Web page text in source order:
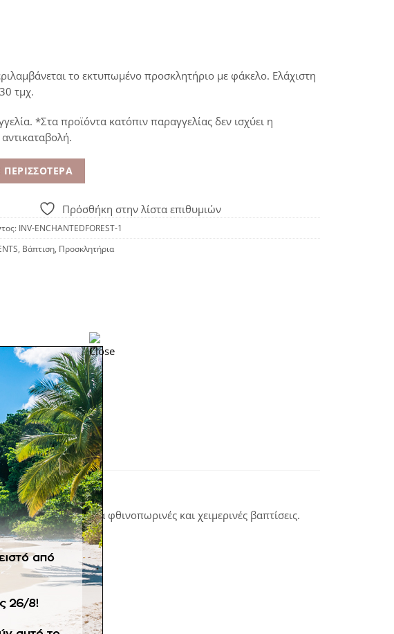
το εκτυπωμένο προσκλητήριο με φάκελο. Ελάχιστη
τμχ.
*Στα προϊόντα κατόπιν παραγγελίας δεν ισχύει η
ΠΕΡΙΣΣΌΤΕΡΑ
Πρόσθήκη στην λίστα επιθυμιών
INV-ENCHANTEDFOREST-1
, Βάπτιση, Προσκλητήρια
του δάσους. Για φθινοπωρινές και χειμερινές βαπτίσεις.